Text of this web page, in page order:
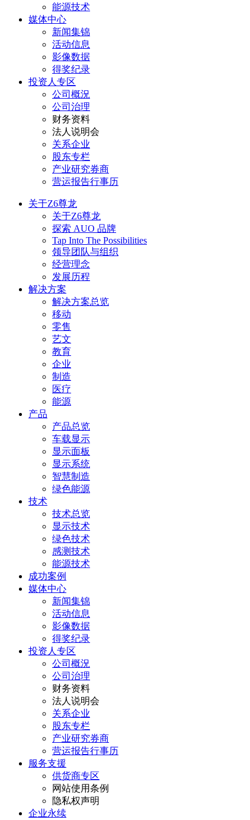
能源技术
媒体中心
新闻集锦
活动信息
影像数据
得奖纪录
投资人专区
公司概況
公司治理
财务资料
法人说明会
关系企业
股东专栏
产业研究券商
营运报告行事历
关于Z6尊龙
关于Z6尊龙
探索 AUO 品牌
Tap Into The Possibilities
领导团队与组织
经营理念
发展历程
解决方案
解决方案总览
移动
零售
艺文
教育
企业
制造
医疗
能源
产品
产品总览
车载显示
显示面板
显示系统
智慧制造
绿色能源
技术
技术总览
显示技术
绿色技术
感测技术
能源技术
成功案例
媒体中心
新闻集锦
活动信息
影像数据
得奖纪录
投资人专区
公司概況
公司治理
财务资料
法人说明会
关系企业
股东专栏
产业研究券商
营运报告行事历
服务支援
供货商专区
网站使用条例
隐私权声明
企业永续